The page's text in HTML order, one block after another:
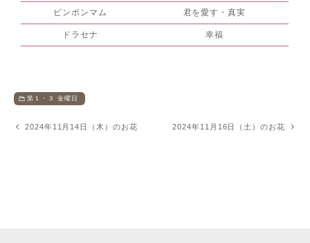
ピンポンマム 君を愛す・真実
ドラセナ 幸福
第１・３ 金曜日
2024年11月14日（木）のお花 2024年11月16日（土）のお花